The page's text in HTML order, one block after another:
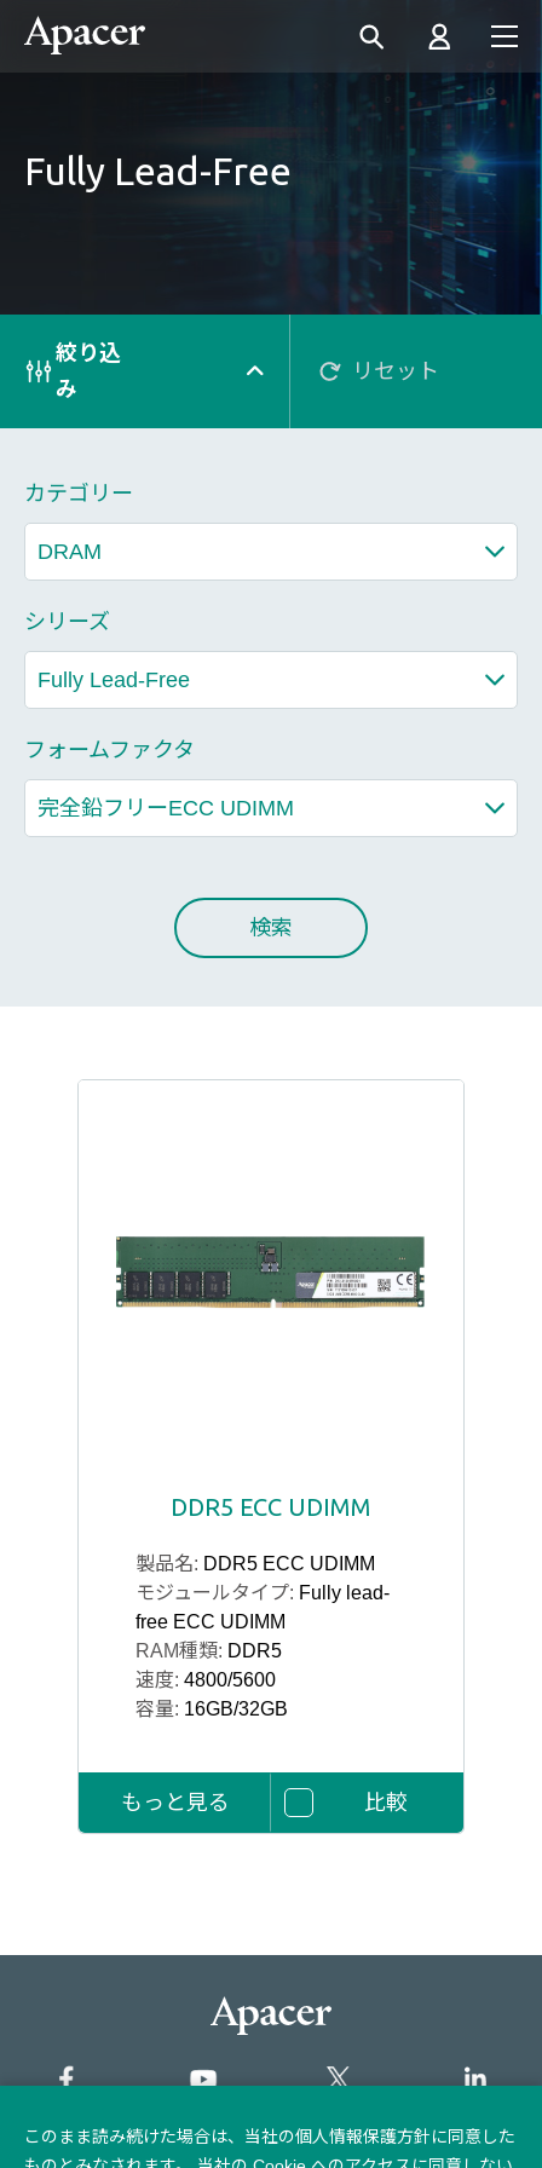
Fully Lead-Free
絞り込
み
リセット
カテゴリー
シリーズ
フォームファクタ
検索
DDR5 ECC UDIMM
製品名: DDR5 ECC UDIMM
モジュールタイプ: Fully lead-
free ECC UDIMM
RAM種類: DDR5
速度: 4800/5600
容量: 16GB/32GB
もっと見る 比較
サイトマップ
このまま読み続けた場合は、当社の個人情報保護方針に同意した